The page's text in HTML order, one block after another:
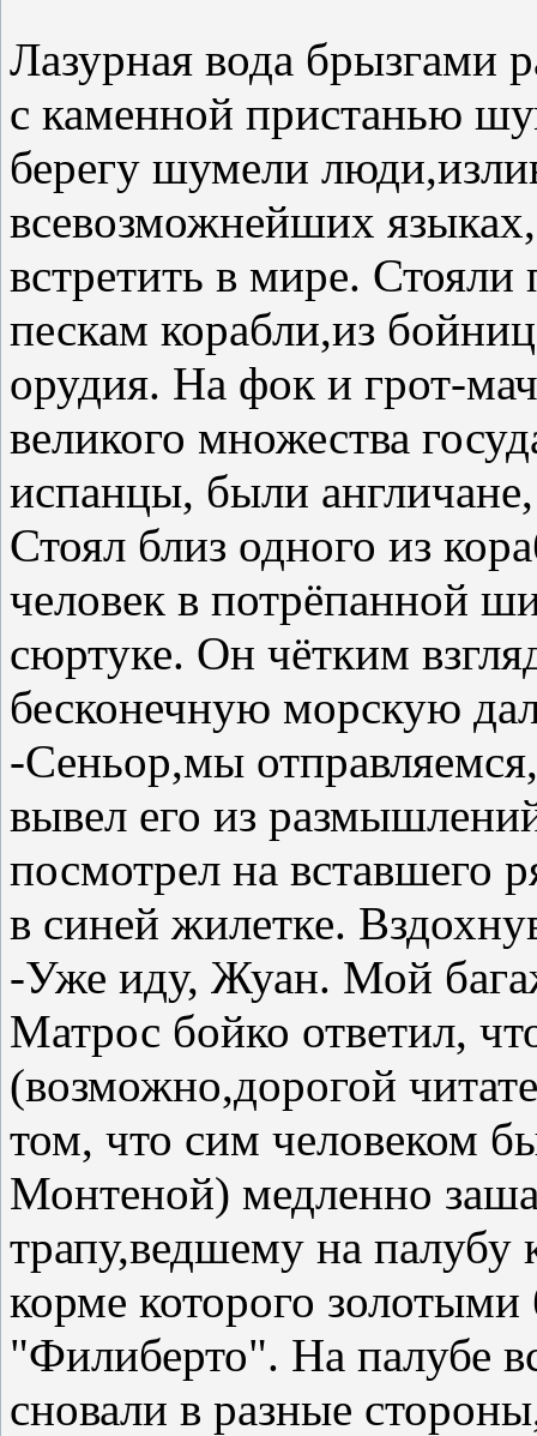
Лазурная вода брызгами
с каменной пристанью
берегу шумели
всевозможнейших
встретить в мире.
пескам корабли,из
орудия. На фок и грот-
великого множества
испанцы, были
Стоял близ одного из
человек в потрёпанной
сюртуке. Он чётким
бесконечную морскую
-Сеньор,мы
вывел его из
посмотрел на вставшего
в синей жилетке.
-Уже иду, Жуан. Мой
Матрос бойко ответил,
(возможно,дорогой
том, что сим человеком
Монтеной) медленно
трапу,ведшему на палубу
корме которого
"Филиберто". На палубе
сновали в разные